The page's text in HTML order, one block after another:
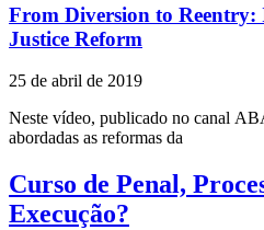
From Diversion to
Justice Reform
25 de abril de 2019
Neste vídeo, publicado no canal
abordadas as reformas da
Curso de Penal,
Execução?